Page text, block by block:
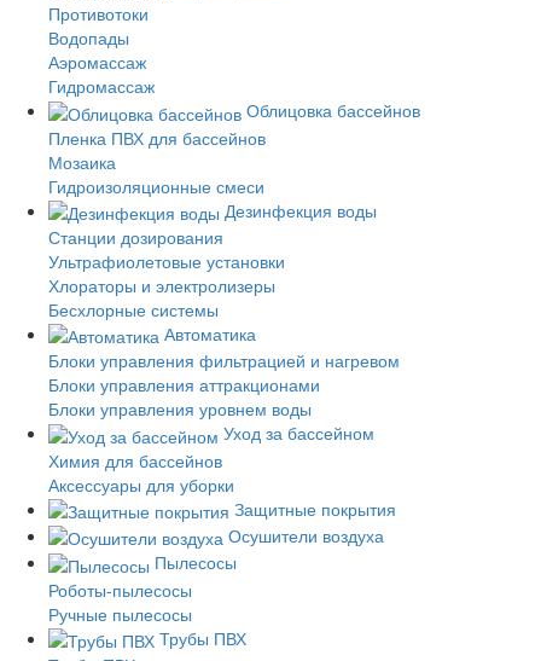
Противотоки
Водопады
Аэромассаж
Гидромассаж
Облицовка бассейнов
Пленка ПВХ для бассейнов
Мозаика
Гидроизоляционные смеси
Дезинфекция воды
Станции дозирования
Ультрафиолетовые установки
Хлораторы и электролизеры
Бесхлорные системы
Автоматика
Блоки управления фильтрацией и нагревом
Блоки управления аттракционами
Блоки управления уровнем воды
Уход за бассейном
Химия для бассейнов
Аксессуары для уборки
Защитные покрытия
Осушители воздуха
Пылесосы
Роботы-пылесосы
Ручные пылесосы
Трубы ПВХ